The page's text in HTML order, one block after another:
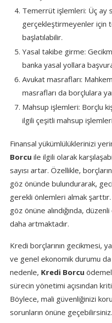
Temerrüt işlemleri: Üç ay
gerçekleştirmeyenler için
başlatılabilir.
Yasal takibe girme:
banka yasal yollara
Avukat masrafları:
masrafları da borçlulara
Mahsup işlemleri: Borçlu
ilgili çeşitli mahsup
Finansal yükümlülüklerinizi
Borcu ile ilgili olarak
sayısı artar. Özellikle,
göz önünde bulundurarak,
gerekli önlemleri almak
göz önüne alındığında,
daha artmaktadır.
Kredi borçlarının gecikmesi,
ve genel ekonomik durumu
nedenle, Kredi Borcu
sürecin yönetimi açısından
Böylece, mali güvenliğinizi
sorunların önüne geçebilirsiniz.